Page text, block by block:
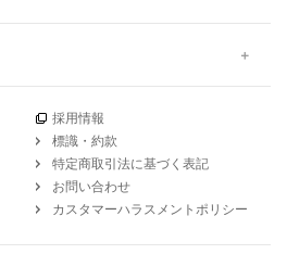
採用情報
標識・約款
特定商取引法に基づく表記
お問い合わせ
カスタマーハラスメントポリシー